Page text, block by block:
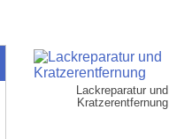
Lackreparatur und
Kratzerentfernung